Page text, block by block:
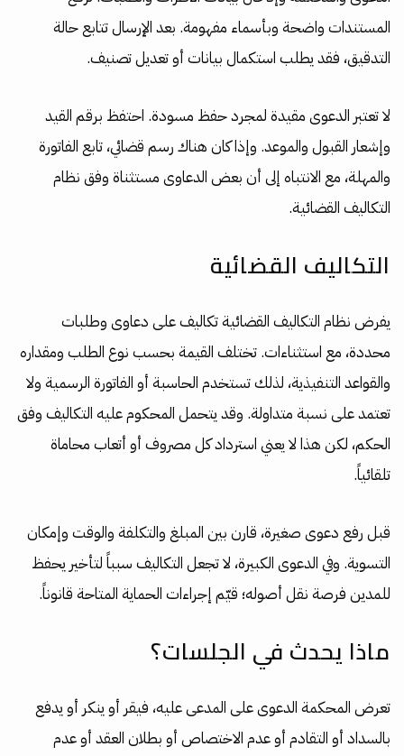
المستندات واضحة وبأسماء مفهومة. بعد الإرسال تتابع حالة
التدقيق، فقد يطلب استكمال بيانات أو تعديل تصنيف.
لا تعتبر الدعوى مقيدة لمجرد حفظ مسودة. احتفظ برقم القيد
وإشعار القبول والموعد. وإذا كان هناك رسم قضائي، تابع الفاتورة
والمهلة، مع الانتباه إلى أن بعض الدعاوى مستثناة وفق نظام
التكاليف القضائية.
التكاليف القضائية
يفرض نظام التكاليف القضائية تكاليف على دعاوى وطلبات
محددة، مع استثناءات. تختلف القيمة بحسب نوع الطلب ومقداره
والقواعد التنفيذية، لذلك تستخدم الحاسبة أو الفاتورة الرسمية ولا
تعتمد على نسبة متداولة. وقد يتحمل المحكوم عليه التكاليف وفق
الحكم، لكن هذا لا يعني استرداد كل مصروف أو أتعاب محاماة
تلقائياً.
قبل رفع دعوى صغيرة، قارن بين المبلغ والتكلفة والوقت وإمكان
التسوية. وفي الدعوى الكبيرة، لا تجعل التكاليف سبباً لتأخير يحفظ
للمدين فرصة نقل أصوله؛ قيّم إجراءات الحماية المتاحة قانوناً.
ماذا يحدث في الجلسات؟
تعرض المحكمة الدعوى على المدعى عليه، فيقر أو ينكر أو يدفع
بالسداد أو التقادم أو عدم الاختصاص أو بطلان العقد أو عدم